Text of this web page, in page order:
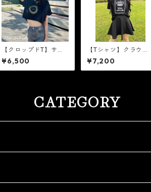
【クロップドT】サー
クルロゴ［ゴールドラ
メ］
¥6,500
【Tシャツ】クラウン
ロゴ［黒×白］
¥7,200
CATEGORY